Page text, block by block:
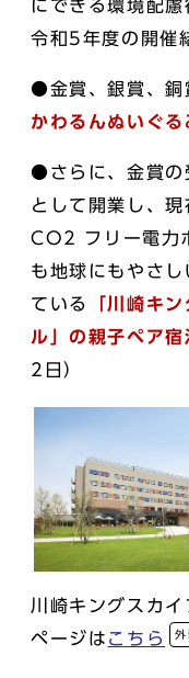
にできる環境配
令和5年度の開催
●金賞、銀賞、銅
かわるんぬいぐる
●さらに、金賞の
として開業し、
CO2 フリー電力
も地球にもやさ
ている
「川崎キ
ル」の親子ペア宿
2日）
川崎キングスカ
ページは こちら 外